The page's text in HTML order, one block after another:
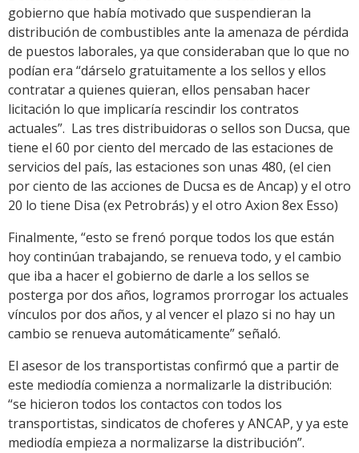
gobierno que había motivado que suspendieran la
distribución de combustibles ante la amenaza de pérdida
de puestos laborales, ya que consideraban que lo que no
podían era “dárselo gratuitamente a los sellos y ellos
contratar a quienes quieran, ellos pensaban hacer
licitación lo que implicaría rescindir los contratos
actuales”. Las tres distribuidoras o sellos son Ducsa, que
tiene el 60 por ciento del mercado de las estaciones de
servicios del país, las estaciones son unas 480, (el cien
por ciento de las acciones de Ducsa es de Ancap) y el otro
20 lo tiene Disa (ex Petrobrás) y el otro Axion 8ex Esso)
Finalmente, “esto se frenó porque todos los que están
hoy continúan trabajando, se renueva todo, y el cambio
que iba a hacer el gobierno de darle a los sellos se
posterga por dos años, logramos prorrogar los actuales
vínculos por dos años, y al vencer el plazo si no hay un
cambio se renueva automáticamente” señaló.
El asesor de los transportistas confirmó que a partir de
este mediodía comienza a normalizarle la distribución:
“se hicieron todos los contactos con todos los
transportistas, sindicatos de choferes y ANCAP, y ya este
mediodía empieza a normalizarse la distribución”.